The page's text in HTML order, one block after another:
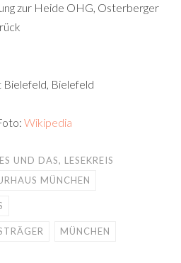
zur Heide OHG, Osterberger
Bielefeld
Wikipedia
UND DAS, LESEKREIS
MÜNCHEN
MÜNCHEN